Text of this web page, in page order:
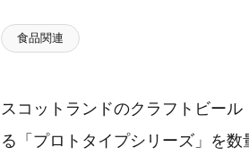
食品関連
スコットランドのクラフトビー
る「プロトタイプシリーズ」を